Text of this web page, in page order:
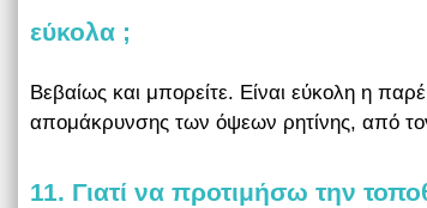
εύκολα ;
Βεβαίως και μπορείτε. Είναι εύκολη η
απομάκρυνσης των όψεων ρητίνης, από
11. Γιατί να προτιμήσω την